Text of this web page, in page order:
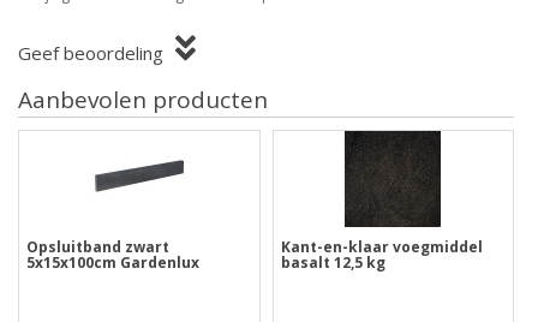
Geef beoordeling
Aanbevolen producten
Opsluitband zwart
5x15x100cm Gardenlux
Kant-en-klaar voegmiddel
basalt 12,5 kg